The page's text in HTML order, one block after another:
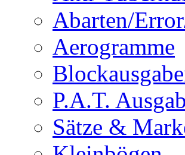
Abarten/
Aerogramme
P.A.T.
Sätze &